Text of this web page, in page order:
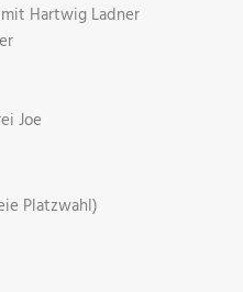
Hartwig Ladner
Joe
Platzwahl)